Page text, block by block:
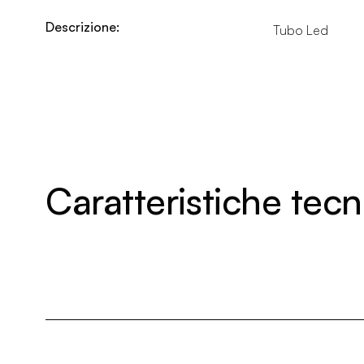
Descrizione: Tubo Led
Caratteristiche